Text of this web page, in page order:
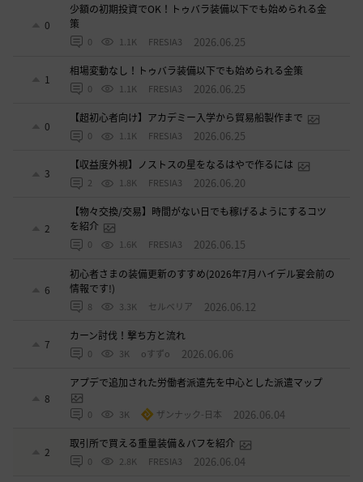
0
少額の初期投資でOK！トゥバラ装備以下でも始められる金
策
0 1.1K FRESIA3 2026.06.25
1
相場変動なし！トゥバラ装備以下でも始められる金策
0 1.1K FRESIA3 2026.06.25
0
【超初心者向け】アカデミー入学から貿易船製作まで
0 1.1K FRESIA3 2026.06.25
3
【収益度外視】ノストスの星をなるはやで作るには
2 1.8K FRESIA3 2026.06.20
2
【物々交換/交易】時間がない日でも稼げるようにするコツ
を紹介
0 1.6K FRESIA3 2026.06.15
6
初心者さまの装備更新のすすめ(2026年7月ハイデル宴会前の
情報です!)
8 3.3K セルベリア 2026.06.12
7
カーン討伐！撃ち方と流れ
0 3K oすずo 2026.06.06
8
アプデで追加された労働者派遣先を中心とした派遣マップ
0 3K ザンナック-日本 2026.06.04
2
取引所で買える重量装備＆バフを紹介
0 2.8K FRESIA3 2026.06.04